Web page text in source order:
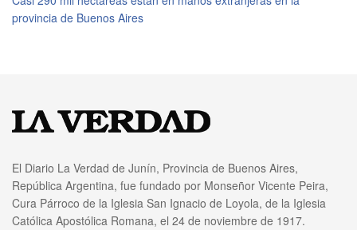
provincia de Buenos Aires
El Diario La Verdad de Junín, Provincia de Buenos Aires,
República Argentina, fue fundado por Monseñor Vicente Peira,
Cura Párroco de la Iglesia San Ignacio de Loyola, de la Iglesia
Católica Apostólica Romana, el 24 de noviembre de 1917.